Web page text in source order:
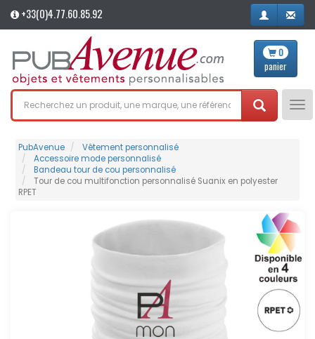
+33(0)4.77.60.85.92
0
panier
PubAvenue
Vêtement personnalisé
Accessoire mode personnalisé
Bandeau tour de cou personnalisé
Tour de cou multifonction personnalisé Suanix en polyester
RPET